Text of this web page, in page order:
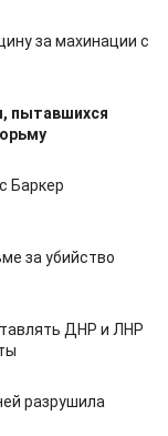
за махинации с
пытавшихся
Баркер
за убийство
ДНР и ЛНР
разрушила